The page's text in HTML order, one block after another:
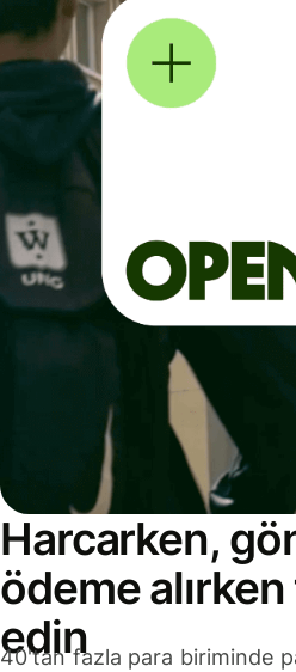
Harcarken,
ödeme
edin
40'tan fazla para biriminde